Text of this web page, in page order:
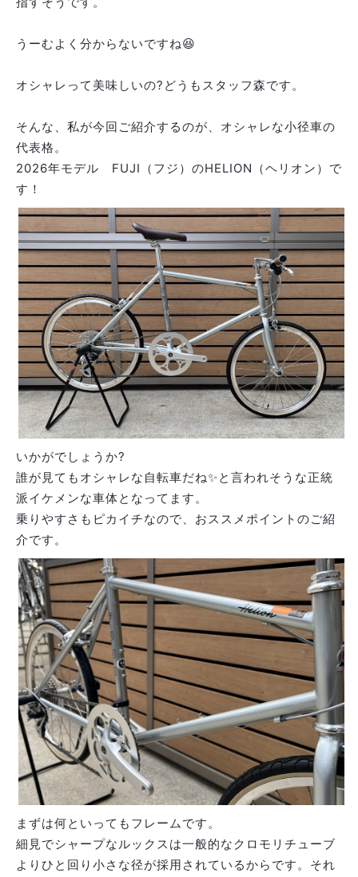
うーむよく分からないですね😆
オシャレって美味しいの?どうもスタッフ森です。
そんな、私が今回ご紹介するのが、オシャレな小径車の
代表格。
2026年モデル FUJI（フジ）のHELION（ヘリオン）で
す！
いかがでしょうか?
誰が見てもオシャレな自転車だね✨と言われそうな正統
派イケメンな車体となってます。
乗りやすさもピカイチなので、おススメポイントのご紹
介です。
まずは何といってもフレームです。
細見でシャープなルックスは一般的なクロモリチューブ
よりひと回り小さな径が採用されているからです。それ